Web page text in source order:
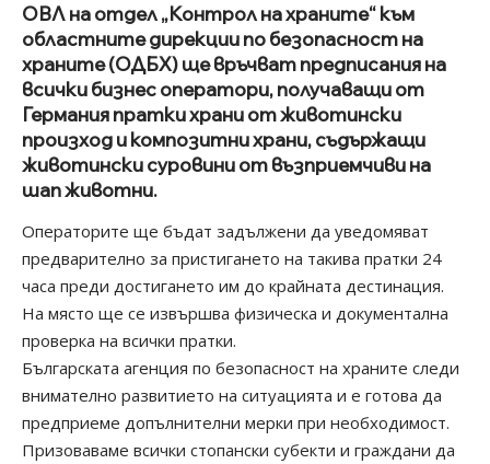
ОВЛ на отдел „Контрол на храните“ към
областните дирекции по безопасност на
храните (ОДБХ) ще връчват предписания на
всички бизнес оператори, получаващи от
Германия пратки храни от животински
произход и композитни храни, съдържащи
животински суровини от възприемчиви на
шап животни.
Операторите ще бъдат задължени да уведомяват
предварително за пристигането на такива пратки 24
часа преди достигането им до крайната дестинация.
На място ще се извършва физическа и документална
проверка на всички пратки.
Българската агенция по безопасност на храните следи
внимателно развитието на ситуацията и е готова да
предприеме допълнителни мерки при необходимост.
Призоваваме всички стопански субекти и граждани да